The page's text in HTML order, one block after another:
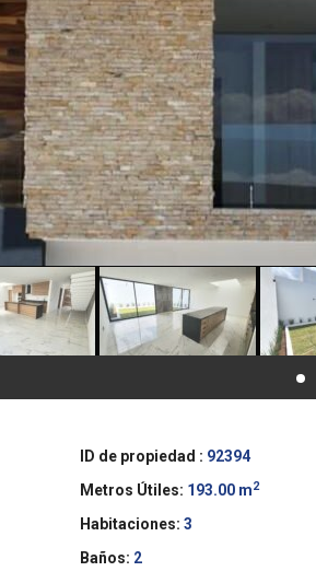
ID de propiedad : 92394
Metros Útiles: 193.00 m2
Habitaciones: 3
Baños: 2